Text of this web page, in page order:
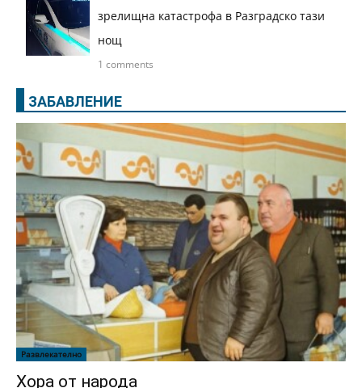
зрелищна катастрофа в Разградско тази
нощ
1 comments
ЗАБАВЛЕНИЕ
Развлекателно
Хора от народа